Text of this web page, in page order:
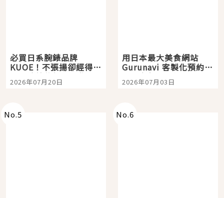
必買日系腕錶品牌
KUOE！不張揚卻經得起
時間洗鍊的經典之作五
選
2026年07月20日
用日本最大美食網站
Gurunavi 客製化預約九
大都市餐廳，打造專屬
美食體驗！
2026年07月03日
No.5 No.6